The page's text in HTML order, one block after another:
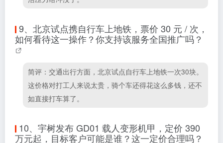
9、 北京试点携自行车上地铁，票价 30 元 / 次，
如何看待这一操作？你支持该服务全国推广吗？
简评：交通出行方面，北京试点自行车上地铁一次30块。
这价格对打工人来说太贵，骑个车还得花这么多钱，还不
如直接打车算了。
10、 宇树发布 GD01 载人变形机甲，定价 390
万元起，目标客户可能是谁？这一定价合理吗？